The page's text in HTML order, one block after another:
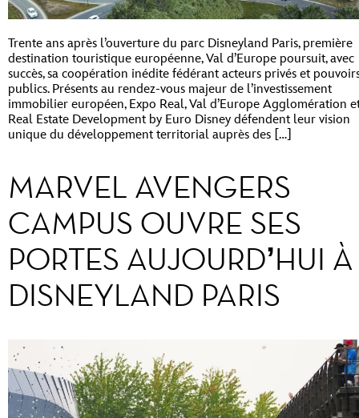
Trente ans après l’ouverture du parc Disneyland Paris, première
destination touristique européenne, Val d’Europe poursuit, avec
succès, sa coopération inédite fédérant acteurs privés et
publics. Présents au rendez-vous majeur de l’investissement
immobilier européen, Expo Real, Val d’Europe Agglomération
Real Estate Development by Euro Disney défendent leur vision
unique du développement territorial auprès des […]
MARVEL AVENGERS
CAMPUS OUVRE SES
PORTES AUJOURD’HUI À
DISNEYLAND PARIS